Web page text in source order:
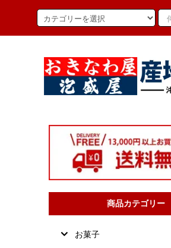
商品カテゴリー
お菓子